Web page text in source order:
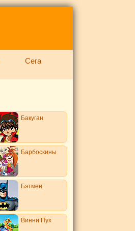
Сега
Бакуган
Барбоскины
Бэтмен
Винни Пух